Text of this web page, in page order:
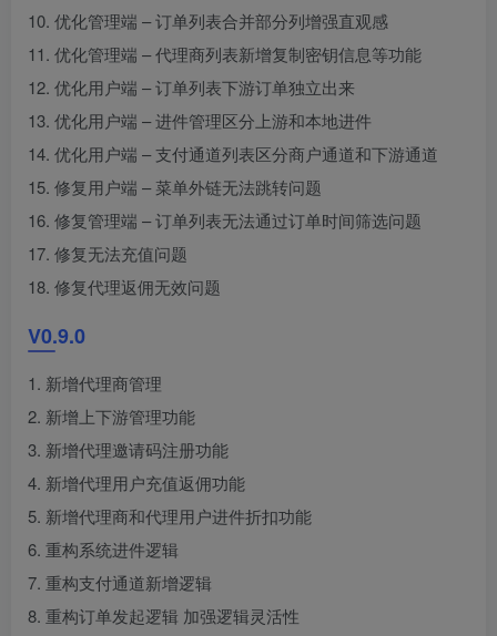
10. 优化管理端 – 订单列表合并部分列增强直观感
11. 优化管理端 – 代理商列表新增复制密钥信息等功能
12. 优化用户端 – 订单列表下游订单独立出来
13. 优化用户端 – 进件管理区分上游和本地进件
14. 优化用户端 – 支付通道列表区分商户通道和下游通道
15. 修复用户端 – 菜单外链无法跳转问题
16. 修复管理端 – 订单列表无法通过订单时间筛选问题
17. 修复无法充值问题
18. 修复代理返佣无效问题
V0.9.0
1. 新增代理商管理
2. 新增上下游管理功能
3. 新增代理邀请码注册功能
4. 新增代理用户充值返佣功能
5. 新增代理商和代理用户进件折扣功能
6. 重构系统进件逻辑
7. 重构支付通道新增逻辑
8. 重构订单发起逻辑 加强逻辑灵活性